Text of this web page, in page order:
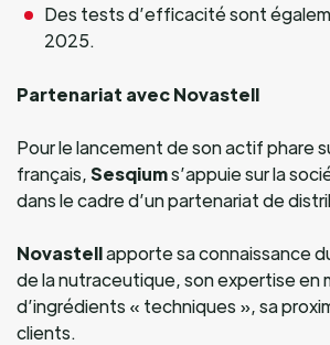
Des tests d’efficacité sont
2025.
Partenariat avec Novastell
Pour le lancement de son actif phare
français,Sesqiums’appuie sur la
dans le cadre d’un partenariat de
Novastellapporte sa connaissance
de la nutraceutique, son expertise en
d’ingrédients « techniques », sa
clients.